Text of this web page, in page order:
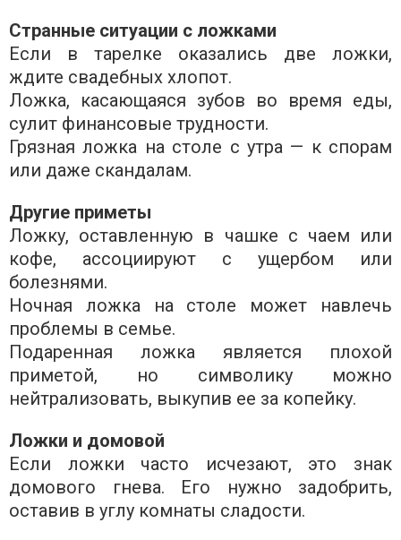
Странные ситуации с ложками
Если в тарелке оказались две ложки,
ждите свадебных хлопот.
Ложка, касающаяся зубов во время еды,
сулит финансовые трудности.
Грязная ложка на столе с утра — к спорам
или даже скандалам.
Другие приметы
Ложку, оставленную в чашке с чаем или
кофе, ассоциируют с ущербом или
болезнями.
Ночная ложка на столе может навлечь
проблемы в семье.
Подаренная ложка является плохой
приметой, но символику можно
нейтрализовать, выкупив ее за копейку.
Ложки и домовой
Если ложки часто исчезают, это знак
домового гнева. Его нужно задобрить,
оставив в углу комнаты сладости.